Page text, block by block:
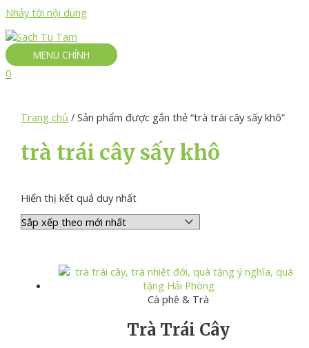
Nhảy tới nội dung
MENU CHÍNH
0
Trang chủ / Sản phẩm được gắn thẻ “trà trái cây sấy khô”
trà trái cây sấy khô
Hiển thị kết quả duy nhất
Cà phê & Trà
Trà Trái Cây